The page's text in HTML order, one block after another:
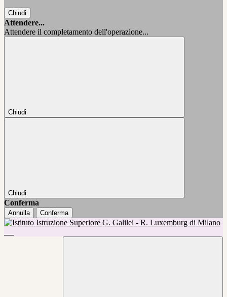
Chiudi
Attendere...
Attendere il completamento dell'operazione...
Chiudi
Chiudi
Conferma
Annulla Conferma